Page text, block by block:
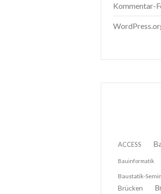
Kommentar-
ACCESS
Bauinformatik
Baustatik-
Brücken